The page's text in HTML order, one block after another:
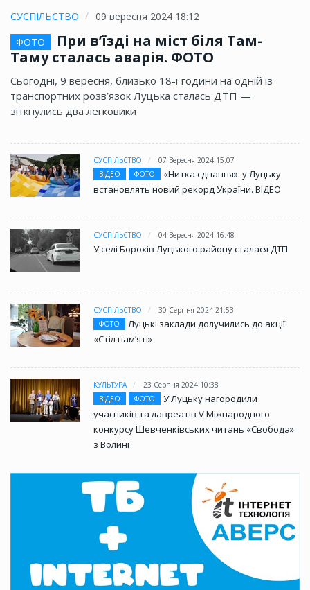
СУСПІЛЬСТВО
09 вересня 2024 18:12
ФОТО
При в’їзді на міст біля Там-
Таму сталась аварія. ФОТО
Сьогодні, 9 вересня, близько 18-ї години на одній із
транспортних розв’язок Луцька сталась ДТП —
зіткнулись два легковики
СУСПІЛЬСТВО
07 Вересня 2024 15:07
ВІДЕО
ФОТО
«Нитка єднання»: у Луцьку
встановлять новий рекорд України. ВІДЕО
СУСПІЛЬСТВО 04 Вересня 2024 16:48
У селі Борохів Луцького району сталася ДТП
СУСПІЛЬСТВО
30 Серпня 2024 21:53
ФОТО
Луцькі заклади долучились до акції
«Стіл памʼяті»
КУЛЬТУРА
23 Серпня 2024 10:38
ВІДЕО
ФОТО
У Луцьку нагородили
учасників та лавреатів V Міжнародного
конкурсу Шевченківських читань «Свобода»
з Волині